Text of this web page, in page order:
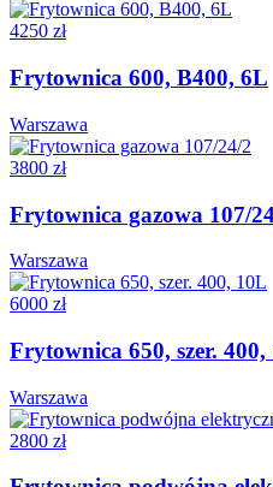
4250 zł
Frytownica 600, B400, 6L
Warszawa
3800 zł
Frytownica gazowa 107/
Warszawa
6000 zł
Frytownica 650, szer. 400,
Warszawa
2800 zł